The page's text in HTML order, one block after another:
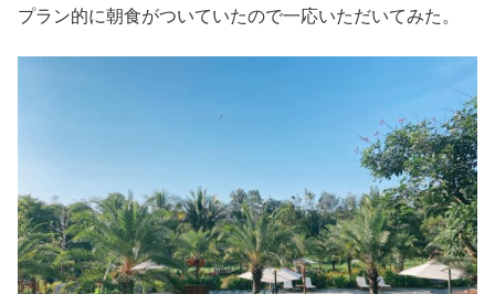
プラン的に朝食がついていたので一応いただいてみた。